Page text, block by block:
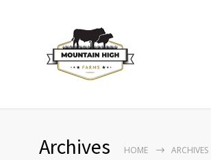
Archives HOME ARCHIVES